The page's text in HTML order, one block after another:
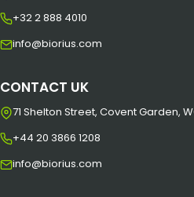
+32 2 888 4010
info@biorius.com
CONTACT UK
71 Shelton Street, Covent Garden,
+44 20 3866 1208
info@biorius.com